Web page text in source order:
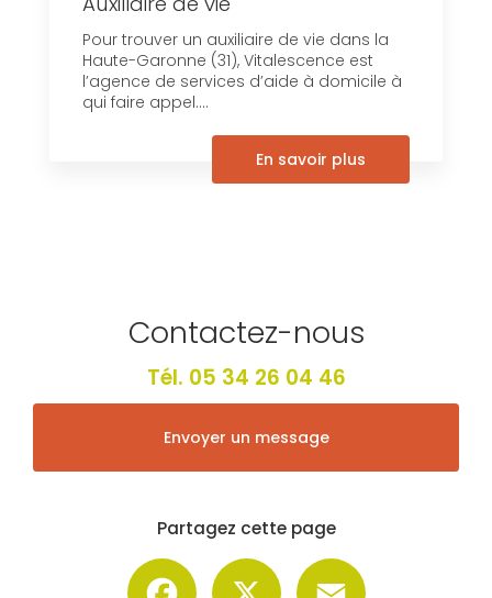
Pour trouver un auxiliaire de vie dans la
Haute-Garonne (31), Vitalescence est
l’agence de services d’aide à domicile à
qui faire appel....
En savoir plus
Contactez-nous
Tél. 05 34 26 04 46
Envoyer un message
Partagez cette page
Facebook